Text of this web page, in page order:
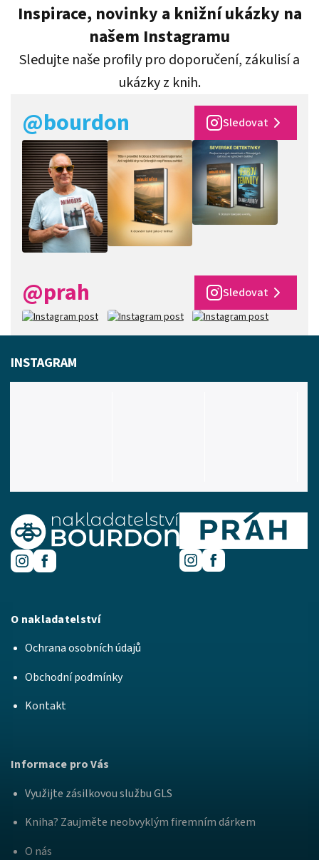
Inspirace, novinky a knižní ukázky na
našem Instagramu
Sledujte naše profily pro doporučení, zákulisí a
ukázky z knih.
@bourdon Sledovat
@prah Sledovat
O nakladatelství
Ochrana osobních údajů
Obchodní podmínky
Kontakt
Informace pro Vás
Využijte zásilkovou službu GLS
Kniha? Zaujměte neobvyklým firemním dárkem
O nás
INSTAGRAM